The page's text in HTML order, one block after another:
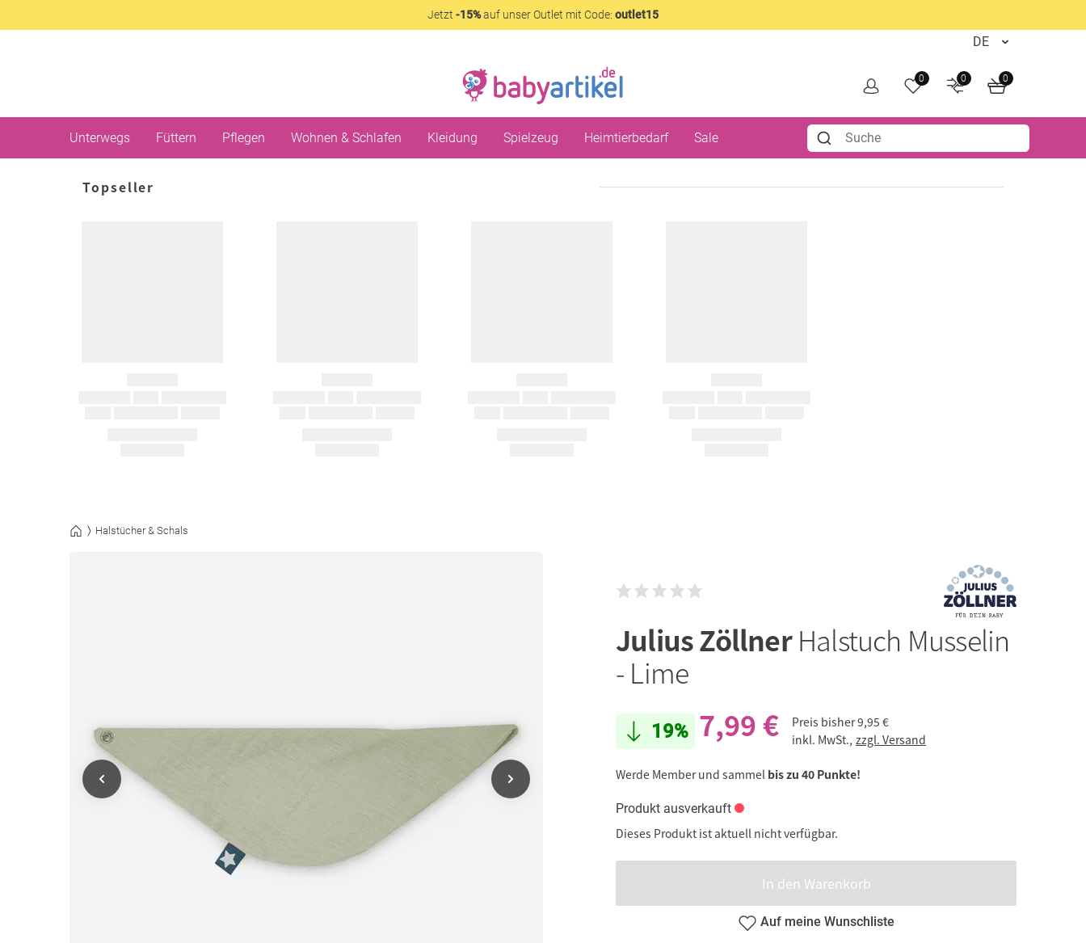
Jetzt -15%auf unser Outlet mit Code: outlet15
0 0 0
Unterwegs Füttern Pflegen Wohnen & Schlafen Kleidung Spielzeug Heimtierbedarf Sale
Topseller
Halstücher & Schals
Julius ZöllnerHalstuch Musselin
- Lime
19% 7,99 € Preis bisher9,95 €
inkl. MwSt., zzgl. Versand
Werde Member und sammel bis zu 40 Punkte!
Produkt ausverkauft
Dieses Produkt ist aktuell nicht verfügbar.
In den Warenkorb
Auf meine Wunschliste